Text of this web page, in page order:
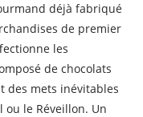
déjà fabriqué
de premier
les
de chocolats
des mets inévitables
le Réveillon. Un